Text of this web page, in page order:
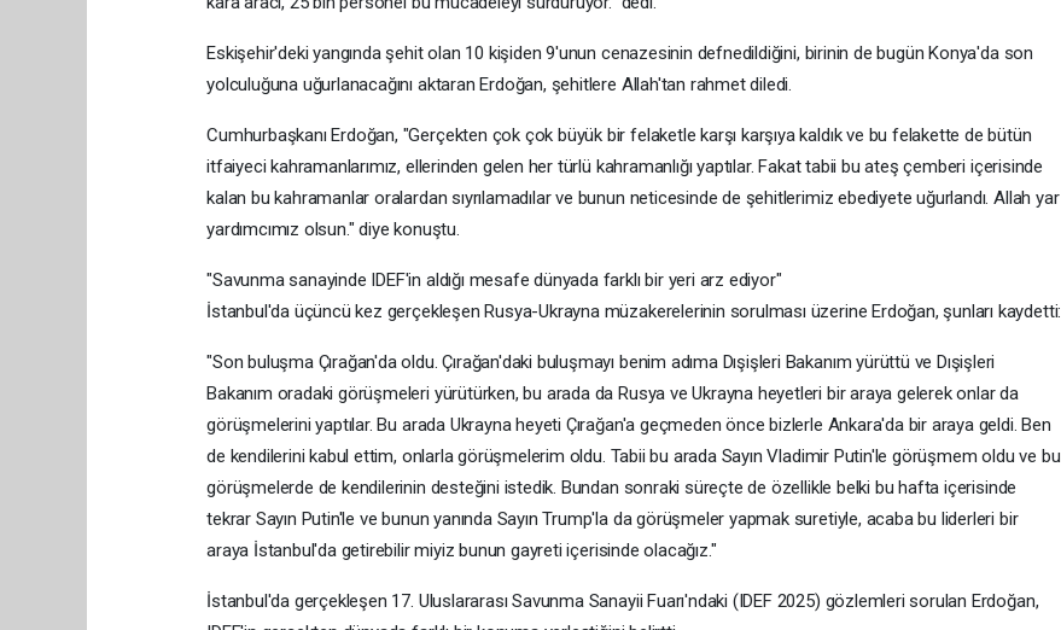
Eskişehir'deki yangında şehit olan 10 kişiden 9'unun cenazesinin defnedildiğini, birinin de bugün Konya'da son
yolculuğuna uğurlanacağını aktaran Erdoğan, şehitlere Allah'tan rahmet diledi.
Cumhurbaşkanı Erdoğan, "Gerçekten çok çok büyük bir felaketle karşı karşıya kaldık ve bu felakette de bütün
itfaiyeci kahramanlarımız, ellerinden gelen her türlü kahramanlığı yaptılar. Fakat tabii bu ateş çemberi içerisinde
kalan bu kahramanlar oralardan sıyrılamadılar ve bunun neticesinde de şehitlerimiz ebediyete uğurlandı. Allah yar
yardımcımız olsun." diye konuştu.
"Savunma sanayinde IDEF'in aldığı mesafe dünyada farklı bir yeri arz ediyor"
İstanbul'da üçüncü kez gerçekleşen Rusya-Ukrayna müzakerelerinin sorulması üzerine Erdoğan, şunları kaydetti:
"Son buluşma Çırağan'da oldu. Çırağan'daki buluşmayı benim adıma Dışişleri Bakanım yürüttü ve Dışişleri
Bakanım oradaki görüşmeleri yürütürken, bu arada da Rusya ve Ukrayna heyetleri bir araya gelerek onlar da
görüşmelerini yaptılar. Bu arada Ukrayna heyeti Çırağan'a geçmeden önce bizlerle Ankara'da bir araya geldi. Ben
de kendilerini kabul ettim, onlarla görüşmelerim oldu. Tabii bu arada Sayın Vladimir Putin'le görüşmem oldu ve bu
görüşmelerde de kendilerinin desteğini istedik. Bundan sonraki süreçte de özellikle belki bu hafta içerisinde
tekrar Sayın Putin'le ve bunun yanında Sayın Trump'la da görüşmeler yapmak suretiyle, acaba bu liderleri bir
araya İstanbul'da getirebilir miyiz bunun gayreti içerisinde olacağız."
İstanbul'da gerçekleşen 17. Uluslararası Savunma Sanayii Fuarı'ndaki (IDEF 2025) gözlemleri sorulan Erdoğan,